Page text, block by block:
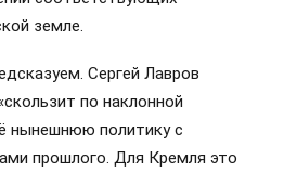
земле.
Сергей Лавров
по наклонной
нынешнюю политику с
прошлого. Для Кремля это